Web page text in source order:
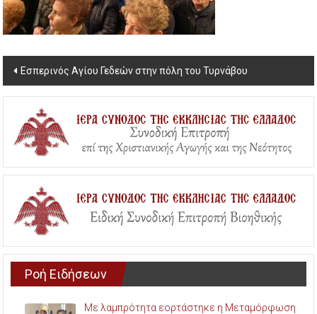
Post
navigation
Εσπερινός Αγίου Γεδεών στην πόλη του Τυρνάβου
Ροή Ειδήσεων
Με λαμπρότητα εορτάστηκε η Μεταμόρφωση